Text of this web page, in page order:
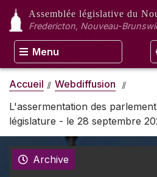
Assemblée législative du
Fredericton, Nouveau-
Menu
Accueil
Webdiffusion
L'assermentation des
législature - le 28 septembre
Archive